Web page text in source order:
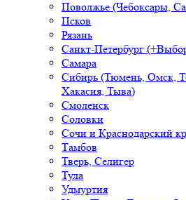
Поволжье (Чебоксары,
Псков
Рязань
Санкт-Петербург
Самара
Сибирь (Тюмень, Омск,
Хакасия, Тыва)
Смоленск
Соловки
Сочи и Краснодарский
Тамбов
Тверь, Селигер
Тула
Удмуртия